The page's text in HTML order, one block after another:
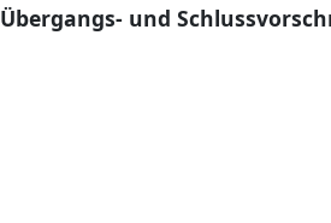
Übergangs- und